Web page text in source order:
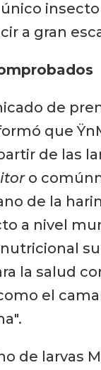
a gran
de
que
de las
o
de la
a nivel
la salud
el
de larvas